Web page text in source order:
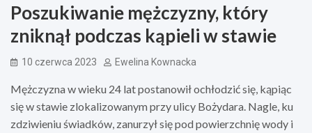
Poszukiwanie mężczyzny, który
zniknął podczas kąpieli w stawie
10 czerwca 2023 Ewelina Kownacka
Mężczyzna w wieku 24 lat postanowił ochłodzić się, kąpiąc
się w stawie zlokalizowanym przy ulicy Bożydara. Nagle, ku
zdziwieniu świadków, zanurzył się pod powierzchnię wody i